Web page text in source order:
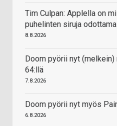
Tim Culpan: Applella on
puhelinten siruja
8.8.2026
Doom pyörii nyt
64:llä
7.8.2026
Doom pyörii nyt myös
6.8.2026